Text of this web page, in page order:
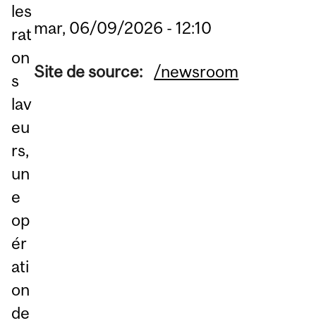
les
rat
on
s
lav
eu
rs,
un
e
op
ér
ati
on
de
mar, 06/09/2026 - 12:10
Site de source: /newsroom